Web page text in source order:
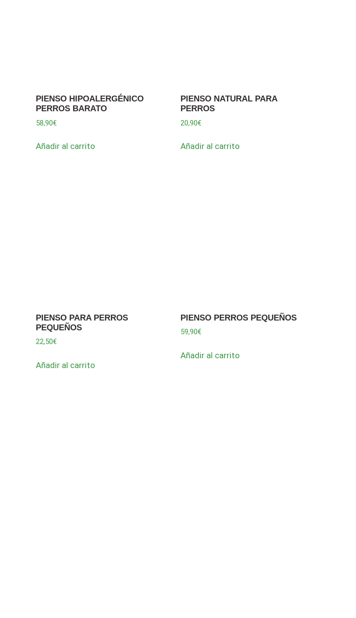
PIENSO HIPOALERGÉNICO
PERROS BARATO
58,90€
Añadir al carrito
PIENSO NATURAL PARA
PERROS
20,90€
Añadir al carrito
PIENSO PARA PERROS
PEQUEÑOS
22,50€
Añadir al carrito
PIENSO PERROS PEQUEÑOS
59,90€
Añadir al carrito